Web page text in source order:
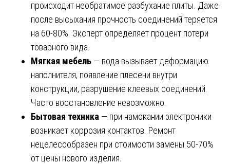
происходит необратимое разбухание плиты. Даже
после высыхания прочность соединений теряется
на 60-80%. Эксперт определяет процент потери
товарного вида.
Мягкая мебель — вода вызывает деформацию
наполнителя, появление плесени внутри
конструкции, разрушение клеевых соединений.
Часто восстановление невозможно.
Бытовая техника — при намокании электроники
возникает коррозия контактов. Ремонт
нецелесообразен при стоимости замены 50-70%
от цены нового изделия.